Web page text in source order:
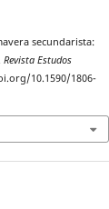
secundarista:
Revista Estudos
10.1590/1806-